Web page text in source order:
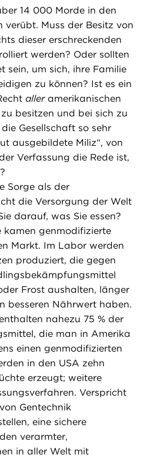
14 000 Morde in den
verübt. Muss der Besitz von
dieser erschreckenden
werden? Oder sollten
sein, um sich, ihre Familie
zu können? Ist es ein
alleramerikanischen
besitzen und bei sich zu
Gesellschaft so sehr
ausgebildete Miliz“, von
Verfassung die Rede ist,
Sorge als der
die Versorgung der Welt
darauf, was Sie essen?
kamen genmodifizierte
Markt. Im Labor werden
produziert, die gegen
Frost aushalten, länger
besseren Nährwert haben.
nahezu 75 % der
die man in Amerika
einen genmodifizierten
in den USA zehn
erzeugt; weitere
Verspricht
Gentechnik
eine sichere
verarmter,
in aller Welt mit